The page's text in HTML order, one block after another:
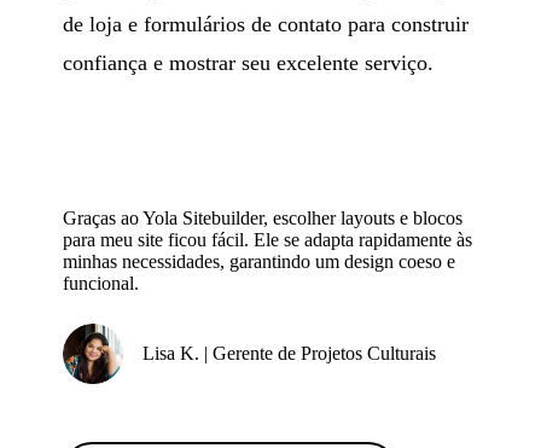
de loja e formulários de contato para construir
confiança e mostrar seu excelente serviço.
Graças ao Yola Sitebuilder, escolher layouts e blocos
para meu site ficou fácil. Ele se adapta rapidamente às
minhas necessidades, garantindo um design coeso e
funcional.
Lisa K. | Gerente de Projetos Culturais